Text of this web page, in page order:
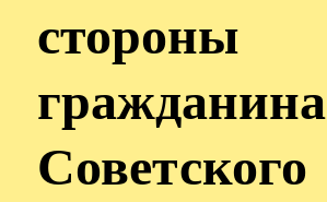
стороны
гражданина
Советского